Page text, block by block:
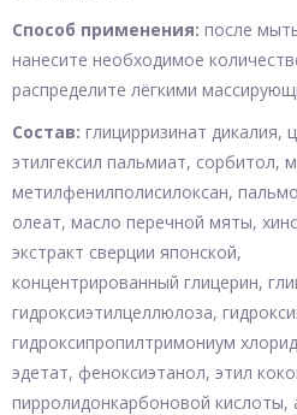
Способ применения: после
нанесите необходимое
распределите лёгкими
Состав: глицирризинат дикалия,
этилгексил пальмиат, сорбитол,
метилфенилполисилоксан,
олеат, масло перечной мяты,
экстракт сверции японской,
концентрированный глицерин,
гидроксиэтилцеллюлоза,
гидроксипропилтримониум
эдетат, феноксиэтанол, этил
пирролидонкарбоновой